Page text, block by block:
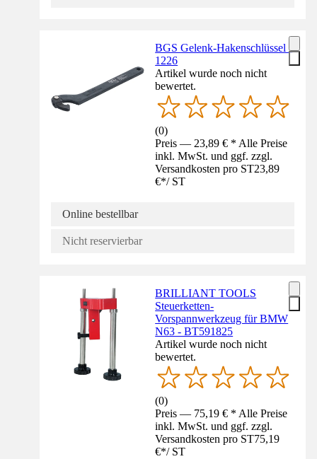
BGS Gelenk-Hakenschlüssel -
1226
Artikel wurde noch nicht
bewertet.
(0)
Preis — 23,89 € * Alle Preise
inkl. MwSt. und ggf. zzgl.
Versandkosten pro ST23,89
€*/ ST
Online bestellbar
Nicht reservierbar
BRILLIANT TOOLS
Steuerketten-
Vorspannwerkzeug für BMW
N63 - BT591825
Artikel wurde noch nicht
bewertet.
(0)
Preis — 75,19 € * Alle Preise
inkl. MwSt. und ggf. zzgl.
Versandkosten pro ST75,19
€*/ ST